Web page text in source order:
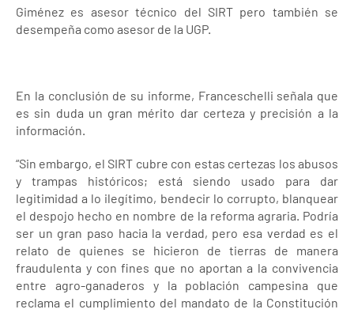
Giménez es asesor técnico del SIRT pero también se
desempeña como asesor de la UGP.
En la conclusión de su informe, Franceschelli señala que
es sin duda un gran mérito dar certeza y precisión a la
información.
“Sin embargo, el SIRT cubre con estas certezas los abusos
y trampas históricos; está siendo usado para dar
legitimidad a lo ilegítimo, bendecir lo corrupto, blanquear
el despojo hecho en nombre de la reforma agraria. Podría
ser un gran paso hacia la verdad, pero esa verdad es el
relato de quienes se hicieron de tierras de manera
fraudulenta y con fines que no aportan a la convivencia
entre agro-ganaderos y la población campesina que
reclama el cumplimiento del mandato de la Constitución